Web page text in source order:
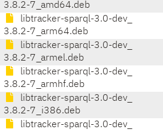
3.8.2-7_amd64.deb
libtracker-sparql-3.0-dev_
3.8.2-7_arm64.deb
libtracker-sparql-3.0-dev_
3.8.2-7_armel.deb
libtracker-sparql-3.0-dev_
3.8.2-7_armhf.deb
libtracker-sparql-3.0-dev_
3.8.2-7_i386.deb
libtracker-sparql-3.0-dev_